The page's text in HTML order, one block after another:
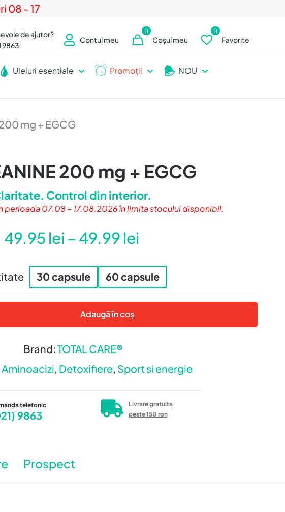
08 - 17
de ajutor?
9863
Contul meu
0
Coșul meu
0
Favorite
Uleiuri esentiale Promoții
NOU
mg + EGCG
200 mg + EGCG
Control din interior.
perioada 07.08 – 17.08.2026 în limita stocului disponibil.
49.95 lei – 49.99 lei
prețuri:
49.95 lei
până
49.99 lei
30 capsule 60 capsule
Adaugă în coș
Aminoacizi, Detoxifiere, Sport si energie
Brand:TOTAL CARE®
telefonic
9863
Livrare gratuita
peste 150 ron
Prospect